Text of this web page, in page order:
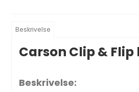
Beskrivelse
Carson Clip & Flip
Beskrivelse: